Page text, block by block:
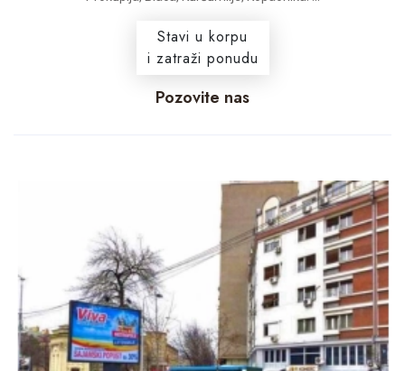
Stavi u korpu
i zatraži ponudu
Pozovite nas